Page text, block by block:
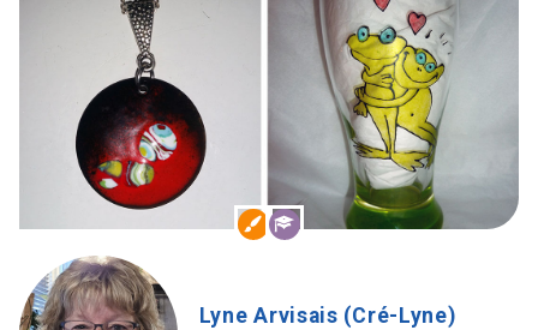
Lyne Arvisais (Cré-Lyne)